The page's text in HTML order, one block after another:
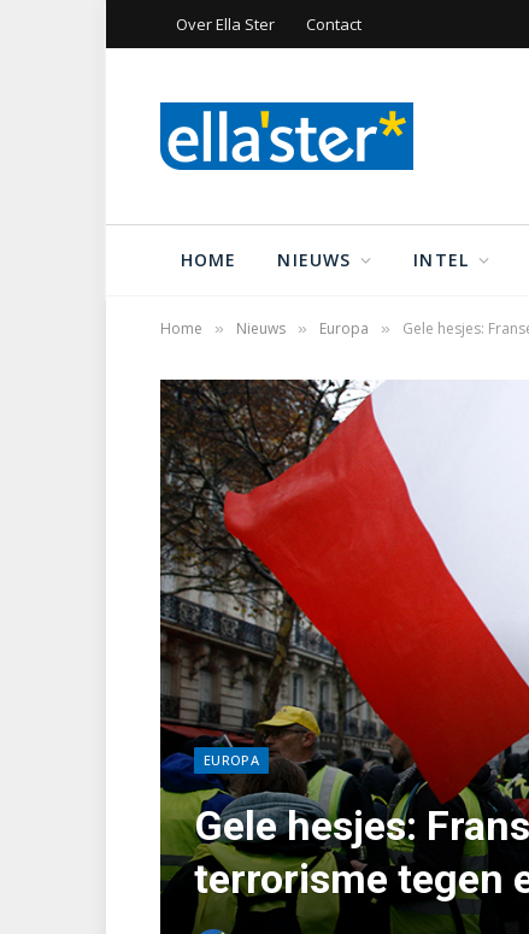
Over Ella Ster Contact
HOME NIEUWS INTEL
Home » Nieuws » Europa » Gele hesjes:
EUROPA
Gele hesjes:
terrorisme tegen